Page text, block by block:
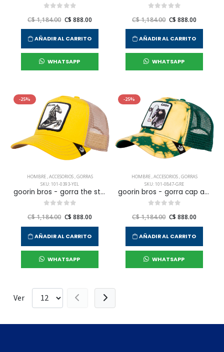
C$ 1,184.00 C$ 888.00
AÑADIR AL CARRITO
WHATSAPP
C$ 1,184.00 C$ 888.00
AÑADIR AL CARRITO
WHATSAPP
-25%
HOMBRE,ACCESORIOS,GORRAS
SKU: 101-0393-YEL
goorin bros - gorra the stallion para hombre
C$ 1,184.00 C$ 888.00
AÑADIR AL CARRITO
WHATSAPP
-25%
HOMBRE,ACCESORIOS,GORRAS
SKU: 101-0847-GRE
goorin bros - gorra cap acid cow para hombre
C$ 1,184.00 C$ 888.00
AÑADIR AL CARRITO
WHATSAPP
Ver